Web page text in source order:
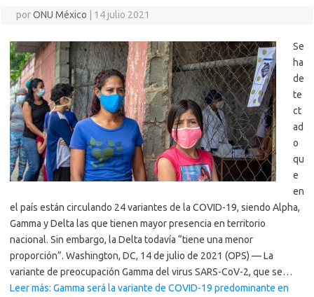
porONU México 14 julio 2021
Se
ha
de
te
ct
ad
o
qu
e
en
el país están circulando 24 variantes de la COVID-19, siendo Alpha,
Gamma y Delta las que tienen mayor presencia en territorio
nacional. Sin embargo, la Delta todavía “tiene una menor
proporción”. Washington, DC, 14 de julio de 2021 (OPS) — La
variante de preocupación Gamma del virus SARS-CoV-2, que se…
Leer más: Gamma será la variante de COVID-19 predominante en